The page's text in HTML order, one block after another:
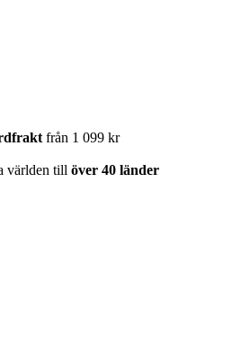
från 1 099 kr
världen till över 40 länder